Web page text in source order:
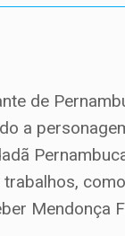
de
a
trabalhos,
Mendonça